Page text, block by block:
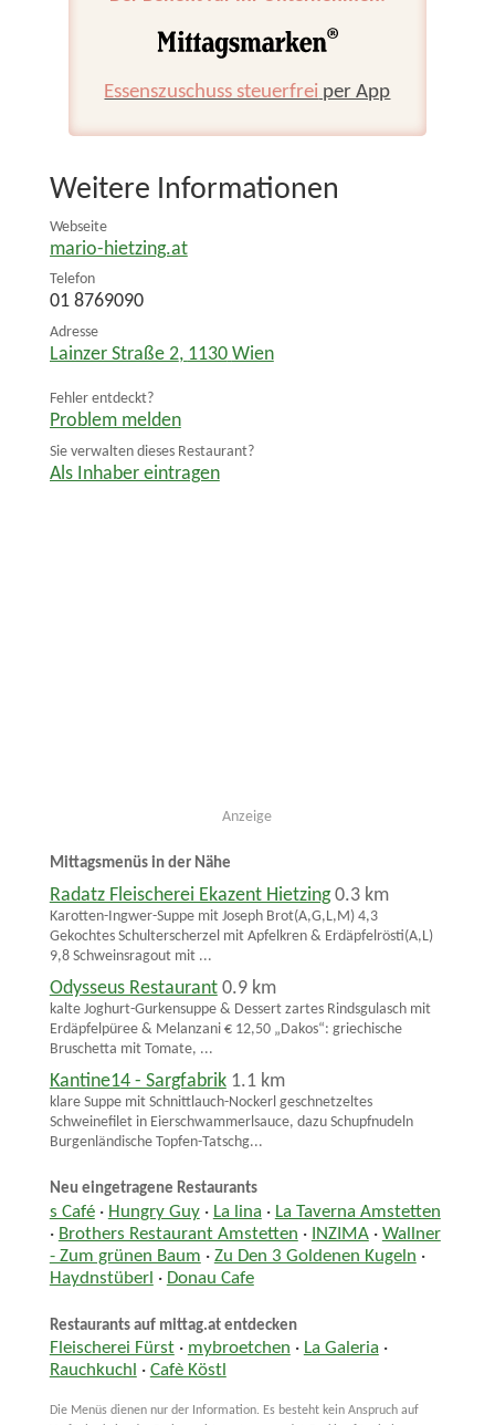
Essenszuschuss steuerfrei per App
Weitere Informationen
Webseite
mario-hietzing.at
Telefon
01 8769090
Adresse
Lainzer Straße 2, 1130 Wien
Fehler entdeckt?
Problem melden
Sie verwalten dieses Restaurant?
Als Inhaber eintragen
Anzeige
Mittagsmenüs in der Nähe
Radatz Fleischerei Ekazent Hietzing 0.3 km
Karotten-Ingwer-Suppe mit Joseph Brot(A,G,L,M) 4,3
Gekochtes Schulterscherzel mit Apfelkren & Erdäpfelrösti(A,L)
9,8 Schweinsragout mit ...
Odysseus Restaurant 0.9 km
kalte Joghurt-Gurkensuppe & Dessert zartes Rindsgulasch mit
Erdäpfelpüree & Melanzani € 12,50 „Dakos“: griechische
Bruschetta mit Tomate, ...
Kantine14 - Sargfabrik 1.1 km
klare Suppe mit Schnittlauch-Nockerl geschnetzeltes
Schweinefilet in Eierschwammerlsauce, dazu Schupfnudeln
Burgenländische Topfen-Tatschg...
Neu eingetragene Restaurants
s Café· Hungry Guy· La lina · La Taverna Amstetten
· Brothers Restaurant Amstetten · INZIMA· Wallner
- Zum grünen Baum · Zu Den 3 Goldenen Kugeln ·
Haydnstüberl · Donau Cafe
Restaurants auf mittag.at entdecken
Fleischerei Fürst· mybroetchen · La Galeria ·
Rauchkuchl · Cafè Köstl
Die Menüs dienen nur der Information. Es besteht kein Anspruch auf